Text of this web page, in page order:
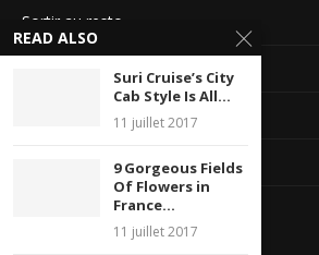
Sortir au resto
READ ALSO
Suri Cruise’s City
Cab Style Is All...
11 juillet 2017
9 Gorgeous Fields
Of Flowers in
France...
11 juillet 2017